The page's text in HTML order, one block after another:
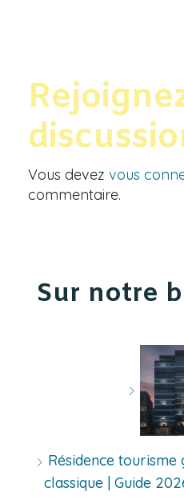
Vous devez vous
commentaire.
Sur notre
Résidence
classique | Guide